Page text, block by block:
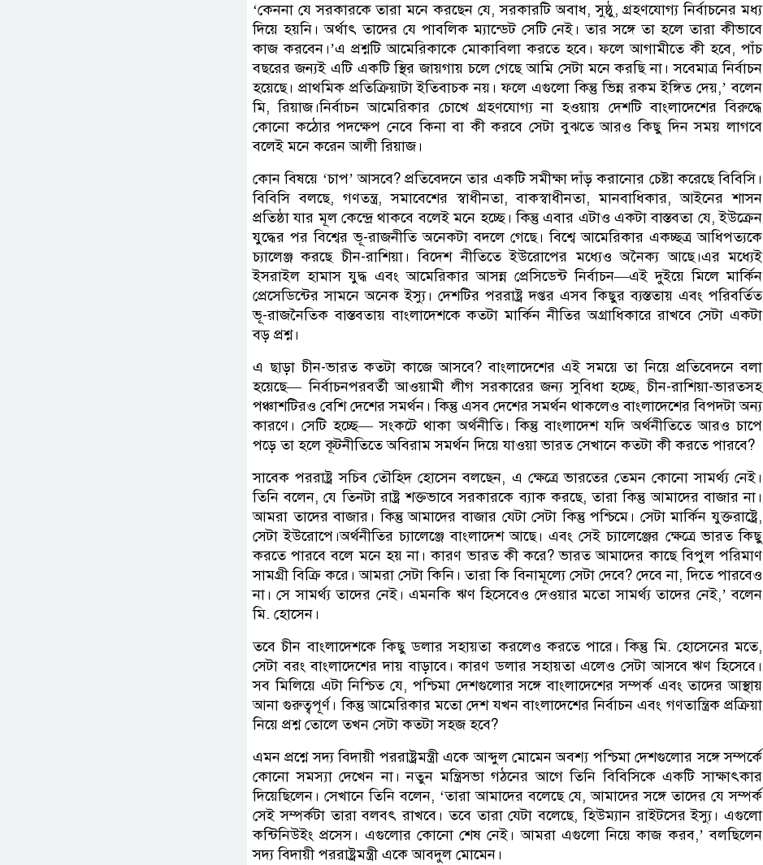
‘কেননা যে সরকারকে তারা মনে করছেন যে, সরকারটি অবাধ, সুষ্ঠু, গ্রহণযোগ্য নির্বাচনের মধ্য
দিয়ে হয়নি। অর্থাৎ তাদের যে পাবলিক ম্যান্ডেট সেটি নেই। তার সঙ্গে তা হলে তারা কীভাবে
কাজ করবেন।’এ প্রশ্নটি আমেরিকাকে মোকাবিলা করতে হবে। ফলে আগামীতে কী হবে, পাঁচ
বছরের জন্যই এটি একটি স্থির জায়গায় চলে গেছে আমি সেটা মনে করছি না। সবেমাত্র নির্বাচন
হয়েছে। প্রাথমিক প্রতিক্রিয়াটা ইতিবাচক নয়। ফলে এগুলো কিন্তু ভিন্ন রকম ইঙ্গিত দেয়,’ বলেন
মি, রিয়াজ।নির্বাচন আমেরিকার চোখে গ্রহণযোগ্য না হওয়ায় দেশটি বাংলাদেশের বিরুদ্ধে
কোনো কঠোর পদক্ষেপ নেবে কিনা বা কী করবে সেটা বুঝতে আরও কিছু দিন সময় লাগবে
বলেই মনে করেন আলী রিয়াজ।
কোন বিষয়ে ‘চাপ’ আসবে? প্রতিবেদনে তার একটি সমীক্ষা দাঁড় করানোর চেষ্টা করেছে বিবিসি।
বিবিসি বলছে, গণতন্ত্র, সমাবেশের স্বাধীনতা, বাকস্বাধীনতা, মানবাধিকার, আইনের শাসন
প্রতিষ্ঠা যার মূল কেন্দ্রে থাকবে বলেই মনে হচ্ছে। কিন্তু এবার এটাও একটা বাস্তবতা যে, ইউক্রেন
যুদ্ধের পর বিশ্বের ভূ-রাজনীতি অনেকটা বদলে গেছে। বিশ্বে আমেরিকার একচ্ছত্র আধিপত্যকে
চ্যালেঞ্জ করছে চীন-রাশিয়া। বিদেশ নীতিতে ইউরোপের মধ্যেও অনৈক্য আছে।এর মধ্যেই
ইসরাইল হামাস যুদ্ধ এবং আমেরিকার আসন্ন প্রেসিডেন্ট নির্বাচন—এই দুইয়ে মিলে মার্কিন
প্রেসেডিন্টের সামনে অনেক ইস্যু। দেশটির পররাষ্ট্র দপ্তর এসব কিছুর ব্যস্ততায় এবং পরিবর্তিত
ভূ-রাজনৈতিক বাস্তবতায় বাংলাদেশকে কতটা মার্কিন নীতির অগ্রাধিকারে রাখবে সেটা একটা
বড় প্রশ্ন।
এ ছাড়া চীন-ভারত কতটা কাজে আসবে? বাংলাদেশের এই সময়ে তা নিয়ে প্রতিবেদনে বলা
হয়েছে— নির্বাচনপরবর্তী আওয়ামী লীগ সরকারের জন্য সুবিধা হচ্ছে, চীন-রাশিয়া-ভারতসহ
পঞ্চাশটিরও বেশি দেশের সমর্থন। কিন্তু এসব দেশের সমর্থন থাকলেও বাংলাদেশের বিপদটা অন্য
কারণে। সেটি হচ্ছে— সংকটে থাকা অর্থনীতি। কিন্তু বাংলাদেশ যদি অর্থনীতিতে আরও চাপে
পড়ে তা হলে কূটনীতিতে অবিরাম সমর্থন দিয়ে যাওয়া ভারত সেখানে কতটা কী করতে পারবে?
সাবেক পররাষ্ট্র সচিব তৌহিদ হোসেন বলছেন, এ ক্ষেত্রে ভারতের তেমন কোনো সামর্থ্য নেই।
তিনি বলেন, যে তিনটা রাষ্ট্র শক্তভাবে সরকারকে ব্যাক করছে, তারা কিন্তু আমাদের বাজার না।
আমরা তাদের বাজার। কিন্তু আমাদের বাজার যেটা সেটা কিন্তু পশ্চিমে। সেটা মার্কিন যুক্তরাষ্ট্রে,
সেটা ইউরোপে।অর্থনীতির চ্যালেঞ্জে বাংলাদেশ আছে। এবং সেই চ্যালেঞ্জের ক্ষেত্রে ভারত কিছু
করতে পারবে বলে মনে হয় না। কারণ ভারত কী করে? ভারত আমাদের কাছে বিপুল পরিমাণ
সামগ্রী বিক্রি করে। আমরা সেটা কিনি। তারা কি বিনামূল্যে সেটা দেবে? দেবে না, দিতে পারবেও
না। সে সামর্থ্য তাদের নেই। এমনকি ঋণ হিসেবেও দেওয়ার মতো সামর্থ্য তাদের নেই,’ বলেন
মি. হোসেন।
তবে চীন বাংলাদেশকে কিছু ডলার সহায়তা করলেও করতে পারে। কিন্তু মি. হোসেনের মতে,
সেটা বরং বাংলাদেশের দায় বাড়াবে। কারণ ডলার সহায়তা এলেও সেটা আসবে ঋণ হিসেবে।
সব মিলিয়ে এটা নিশ্চিত যে, পশ্চিমা দেশগুলোর সঙ্গে বাংলাদেশের সম্পর্ক এবং তাদের আস্থায়
আনা গুরুত্বপূর্ণ। কিন্তু আমেরিকার মতো দেশ যখন বাংলাদেশের নির্বাচন এবং গণতান্ত্রিক প্রক্রিয়া
নিয়ে প্রশ্ন তোলে তখন সেটা কতটা সহজ হবে?
এমন প্রশ্নে সদ্য বিদায়ী পররাষ্ট্রমন্ত্রী একে আব্দুল মোমেন অবশ্য পশ্চিমা দেশগুলোর সঙ্গে সম্পর্কে
কোনো সমস্যা দেখেন না। নতুন মন্ত্রিসভা গঠনের আগে তিনি বিবিসিকে একটি সাক্ষাৎকার
দিয়েছিলেন। সেখানে তিনি বলেন, ‘তারা আমাদের বলেছে যে, আমাদের সঙ্গে তাদের যে সম্পর্ক
সেই সম্পর্কটা তারা বলবৎ রাখবে। তবে তারা যেটা বলেছে, হিউম্যান রাইটসের ইস্যু। এগুলো
কন্টিনিউইং প্রসেস। এগুলোর কোনো শেষ নেই। আমরা এগুলো নিয়ে কাজ করব,’ বলছিলেন
সদ্য বিদায়ী পররাষ্ট্রমন্ত্রী একে আবদুল মোমেন।